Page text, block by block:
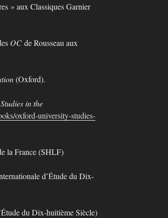
» aux Classiques Garnier
OC de Rousseau aux
(Oxford).
in the
oxford-university-studies-
la France (SHLF)
d’Étude du Dix-
du Dix-huitième Siècle)